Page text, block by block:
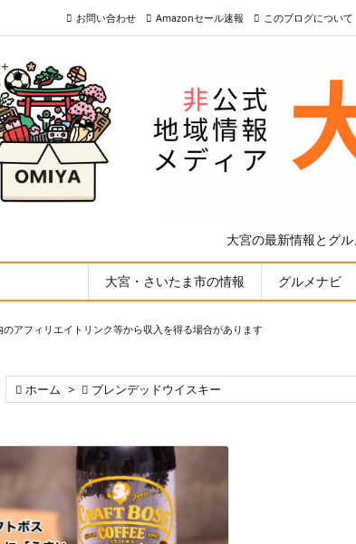
大宮の最新情報とグ
大宮・さいたま市の情報 グルメナビ
お問い合わせ Amazonセール速報 このブログについて
のアフィリエイトリンク等から収入を得る場合があります
 ホーム >  ブレンデッドウイスキー